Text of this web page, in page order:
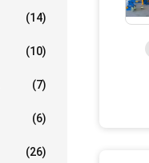
(14)
(10)
(7)
(6)
(26)